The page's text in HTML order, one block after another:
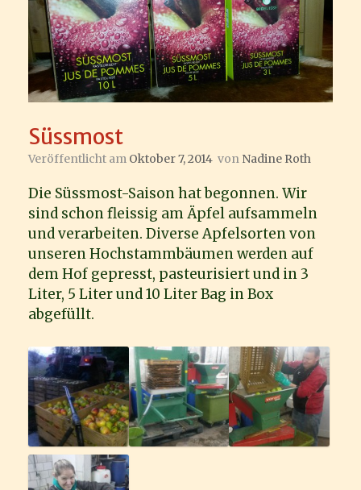
Süssmost
Veröffentlicht am Oktober 7, 2014 von Nadine Roth
Die Süssmost-Saison hat begonnen. Wir
sind schon fleissig am Äpfel aufsammeln
und verarbeiten. Diverse Apfelsorten von
unseren Hochstammbäumen werden auf
dem Hof gepresst, pasteurisiert und in 3
Liter, 5 Liter und 10 Liter Bag in Box
abgefüllt.